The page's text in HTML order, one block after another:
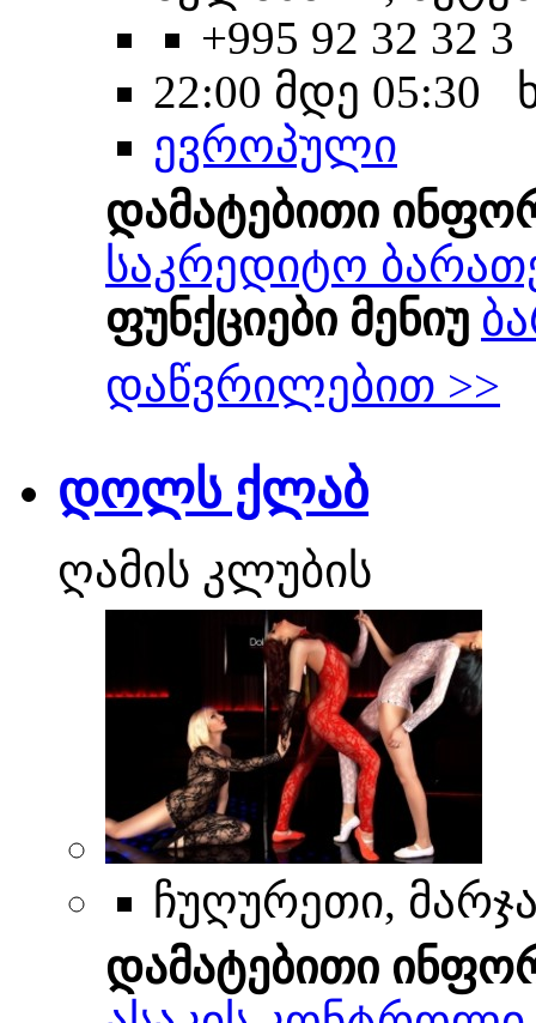
+995 92 32 32 3
22:00 მდე 05:30
ევროპული
დამატებითი
საკრედიტო
ფუნქციები მენიუ
დაწვრილებით >>
დოლს ქლაბ
ღამის კლუბის
ჩუღურეთი,
დამატებითი